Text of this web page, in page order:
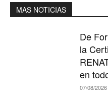
MAS NOTICIAS
De
la
en
07/08/2026